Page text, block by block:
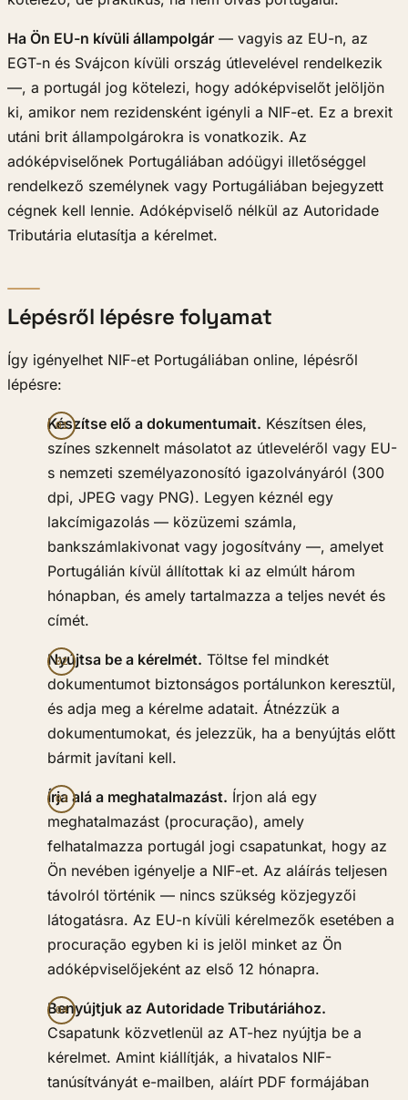
Ha Ön EU-n kívüli állampolgár — vagyis az EU-n, az
EGT-n és Svájcon kívüli ország útlevelével rendelkezik
—, a portugál jog kötelezi, hogy adóképviselőt jelöljön
ki, amikor nem rezidensként igényli a NIF-et. Ez a brexit
utáni brit állampolgárokra is vonatkozik. Az
adóképviselőnek Portugáliában adóügyi illetőséggel
rendelkező személynek vagy Portugáliában bejegyzett
cégnek kell lennie. Adóképviselő nélkül az Autoridade
Tributária elutasítja a kérelmet.
Lépésről lépésre folyamat
Így igényelhet NIF-et Portugáliában online, lépésről
lépésre:
Készítse elő a dokumentumait. Készítsen éles,
színes szkennelt másolatot az útleveléről vagy EU-
s nemzeti személyazonosító igazolványáról (300
dpi, JPEG vagy PNG). Legyen kéznél egy
lakcímigazolás — közüzemi számla,
bankszámlakivonat vagy jogosítvány —, amelyet
Portugálián kívül állítottak ki az elmúlt három
hónapban, és amely tartalmazza a teljes nevét és
címét.
Nyújtsa be a kérelmét. Töltse fel mindkét
dokumentumot biztonságos portálunkon keresztül,
és adja meg a kérelme adatait. Átnézzük a
dokumentumokat, és jelezzük, ha a benyújtás előtt
bármit javítani kell.
Írja alá a meghatalmazást. Írjon alá egy
meghatalmazást (procuração), amely
felhatalmazza portugál jogi csapatunkat, hogy az
Ön nevében igényelje a NIF-et. Az aláírás teljesen
távolról történik — nincs szükség közjegyzői
látogatásra. Az EU-n kívüli kérelmezők esetében a
procuração egyben ki is jelöl minket az Ön
adóképviselőjeként az első 12 hónapra.
Benyújtjuk az Autoridade Tributáriához.
Csapatunk közvetlenül az AT-hez nyújtja be a
kérelmet. Amint kiállítják, a hivatalos NIF-
tanúsítványát e-mailben, aláírt PDF formájában